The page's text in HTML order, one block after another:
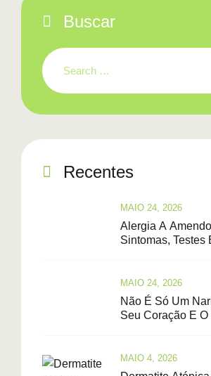
Buscar
Recentes
Alergia A
Sintomas, Testes
MAIO 24, 2026
Não É Só Um
Seu Coração E O
MAIO 24, 2026
MAIO 4, 2026